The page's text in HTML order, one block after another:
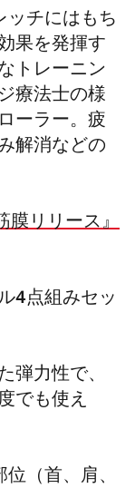
ッチにはもち
果を発揮す
トレーニン
療法士の様
ーラー。疲
解消などの
膜リリース』
4点組みセッ
弾力性で、
でも使え
（首、肩、